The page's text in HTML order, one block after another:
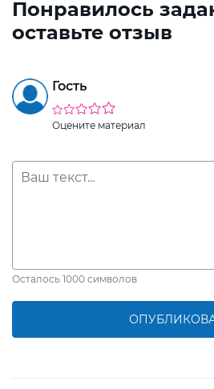
Понравилось
оставьте отзыв
Гость
Оцените материал
Осталось 1000 символов